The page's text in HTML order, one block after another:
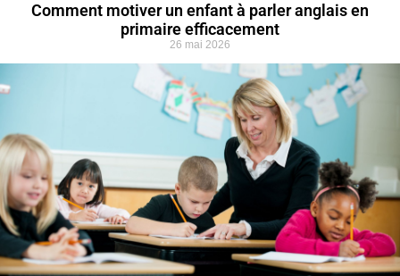
Comment motiver un enfant à parler anglais en
primaire efficacement
26 mai 2026